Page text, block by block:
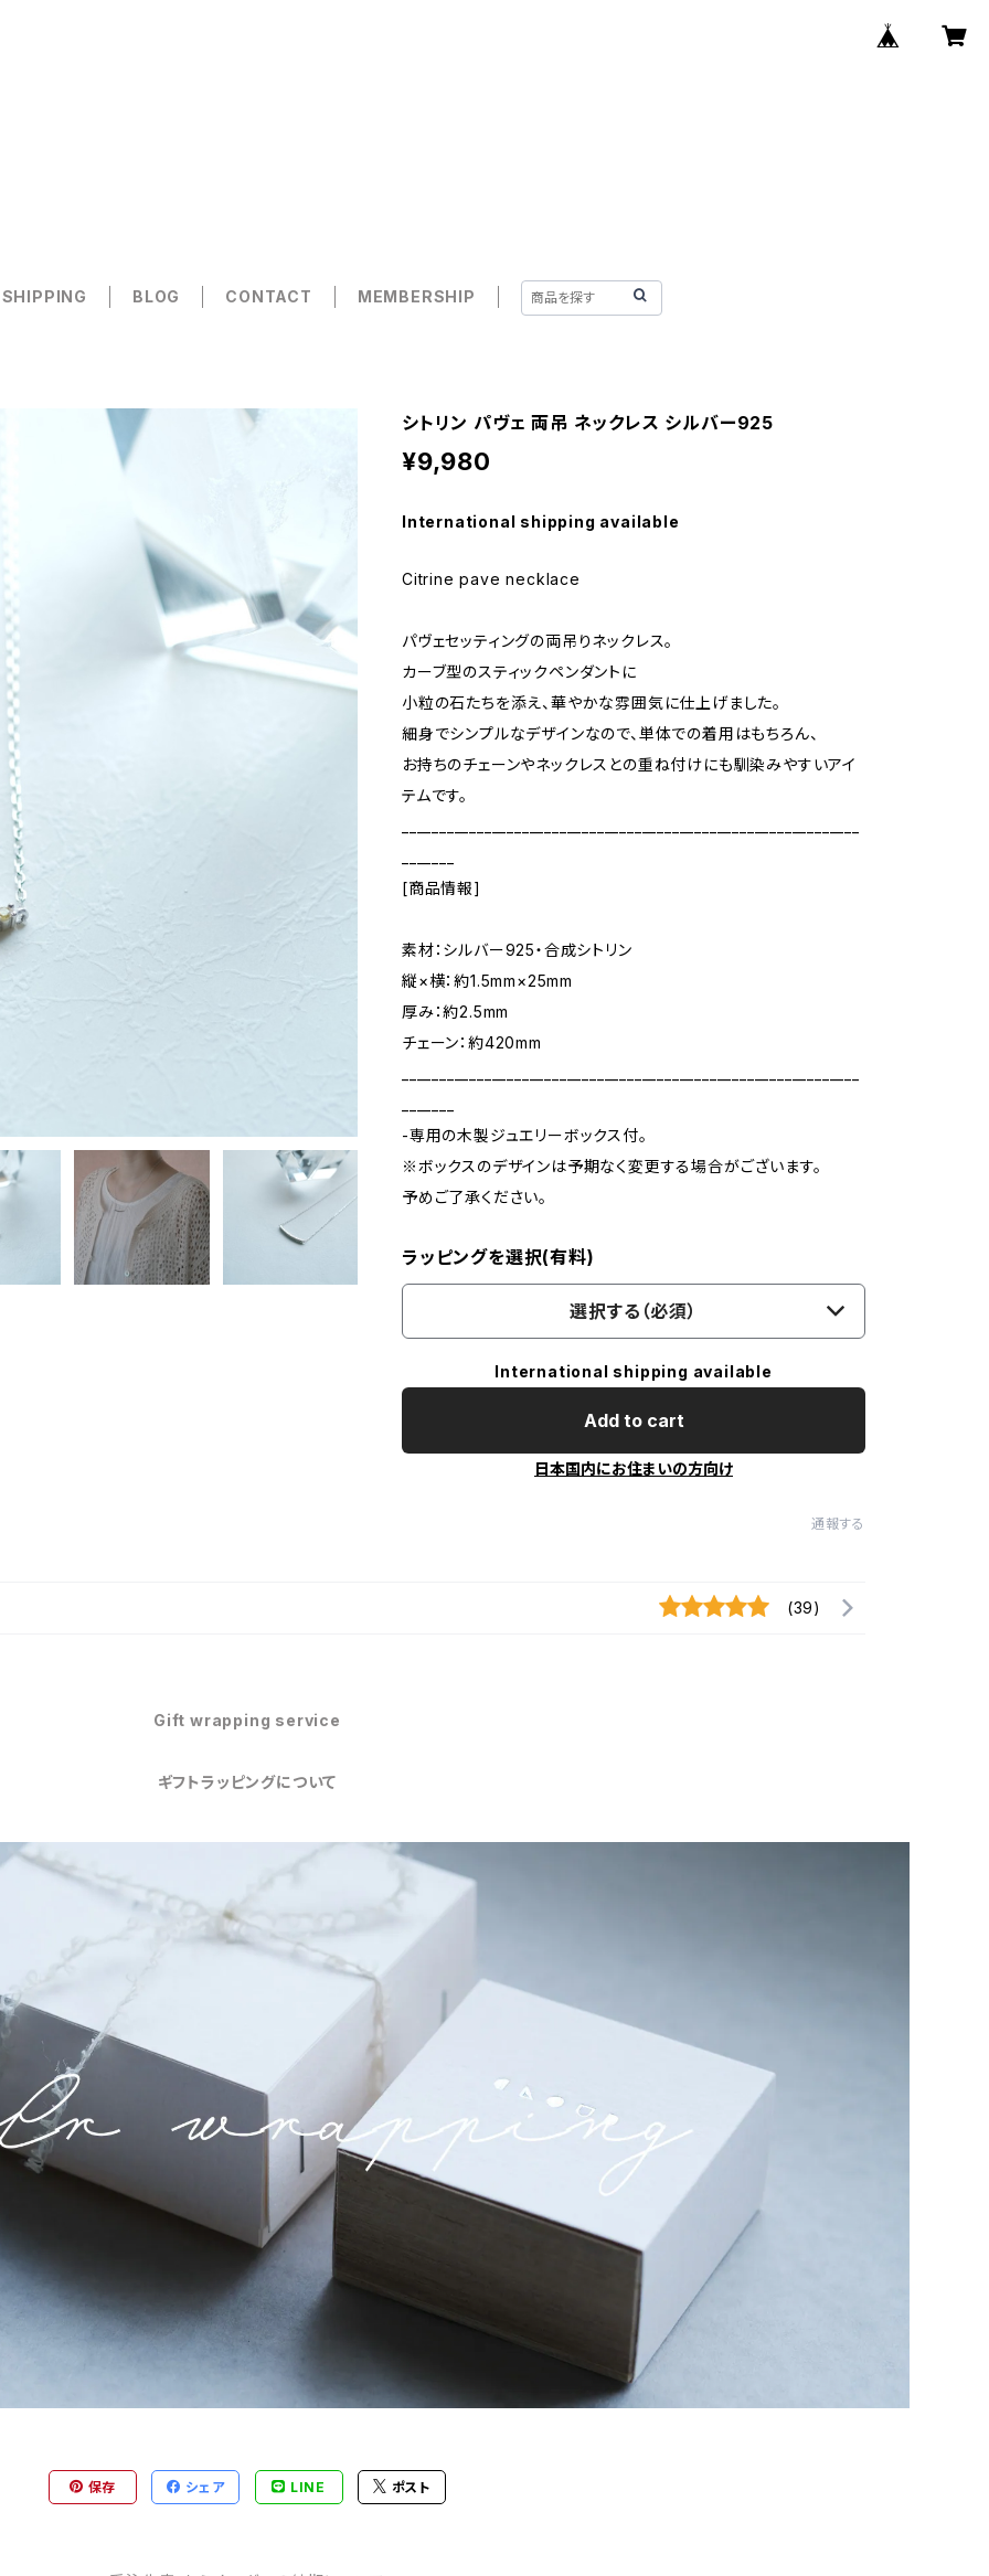
SHIPPING BLOG CONTACT MEMBERSHIP
シトリン パヴェ 両吊 ネックレス シルバー925
¥9,980
International shipping available
Citrine pave necklace
パヴェセッティングの両吊りネックレス。
カーブ型のスティックペンダントに
小粒の石たちを添え、華やかな雰囲気に仕上げました。
細身でシンプルなデザインなので、単体での着用はもちろん、
お持ちのチェーンやネックレスとの重ね付けにも馴染みやすいアイ
テムです。
[商品情報]
素材：シルバー925・合成シトリン
縦×横：約1.5mm×25mm
厚み：約2.5mm
チェーン：約420mm
-専用の木製ジュエリーボックス付。
※ボックスのデザインは予期なく変更する場合がございます。
予めご了承ください。
ラッピングを選択(有料)
選択する（必須）
International shipping available
Add to cart
日本国内にお住まいの方向け
通報する
(39)
Gift wrapping service
ギフトラッピングについて
保存 シェア LINE ポスト